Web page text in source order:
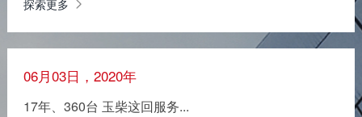
探索更多
06月03日，2020年
17年、360台 玉柴这回服务...